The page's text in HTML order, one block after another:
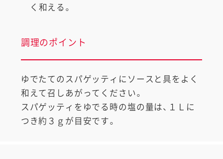
く和える。
調理のポイント
ゆでたてのスパゲッティにソースと具をよく
和えて召しあがってください。
スパゲッティをゆでる時の塩の量は、１Ｌに
つき約３ｇが目安です。